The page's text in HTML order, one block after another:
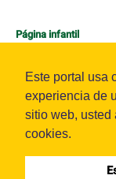
Este portal usa
experiencia de
sitio web, usted
cookies.
Página infantil